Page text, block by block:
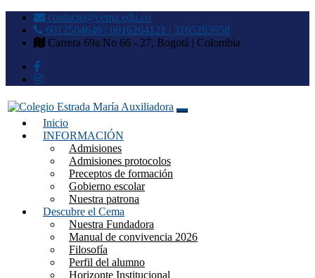
contacto@cema.edu.co
6012504646 | 6016264121 | 3165293958
Carrera 69a No 66 - 27, Bogotá | Colombia
Colegio Estrada María
Auxiliadora
Inicio
INFORMACIÓN
Admisiones
Admisiones protocolos
Preceptos de formación
Gobierno escolar
Nuestra patrona
Descubre el Cema
Nuestra Fundadora
Manual de convivencia 2026
Filosofía
Perfil del alumno
Horizonte Institucional